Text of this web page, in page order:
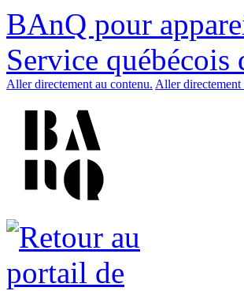
BAnQ pour
Service québécois
Aller directement au contenu. Aller directement